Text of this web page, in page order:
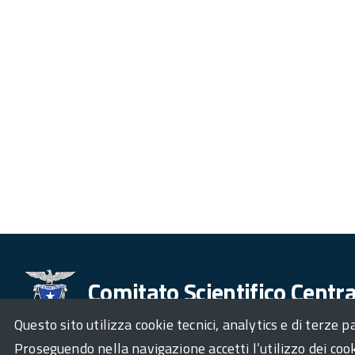
Questo sito utilizza cookie tecnici, analytics e di terze
Proseguendo nella navigazione accetti l’utilizzo dei
Comitato Scientifico